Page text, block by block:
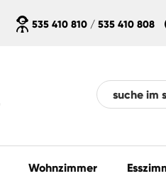
535 410 810 / 535 410 808
Wohnzimmer